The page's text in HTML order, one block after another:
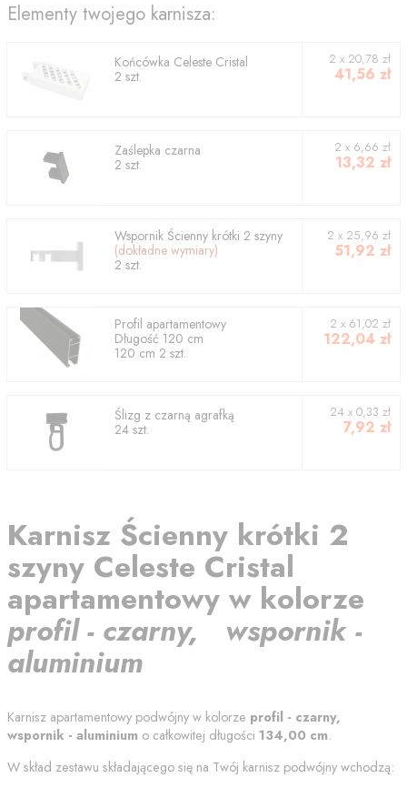
Elementy twojego karnisza:
Końcówka Celeste Cristal
2 szt.
2 x 20,78 zł
41,56 zł
Zaślepka czarna
2 szt.
2 x 6,66 zł
13,32 zł
Wspornik Ścienny krótki 2 szyny
(dokładne wymiary)
2 szt.
2 x 25,96 zł
51,92 zł
Profil apartamentowy
Długość 120 cm
120 cm 2 szt.
2 x 61,02 zł
122,04 zł
Ślizg z czarną agrafką
24 szt.
24 x 0,33 zł
7,92 zł
Karnisz Ścienny krótki 2
szyny Celeste Cristal
apartamentowy w kolorze
profil - czarny, wspornik -
aluminium
Karnisz apartamentowy podwójny w kolorze profil - czarny,
wspornik - aluminium o całkowitej długości 134,00 cm.
W skład zestawu składającego się na Twój karnisz podwójny wchodzą: